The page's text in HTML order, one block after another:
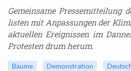
Ge­mein­sa­me
lis­ten mit An­pas­sun­gen der
ak­tu­el­len Er­eig­nis­sen im
Pro­tes­ten drum herum.
Bäume De­mons­tra­ti­on